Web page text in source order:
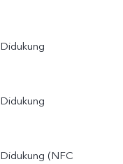
Didukung
Didukung
Didukung (NFC